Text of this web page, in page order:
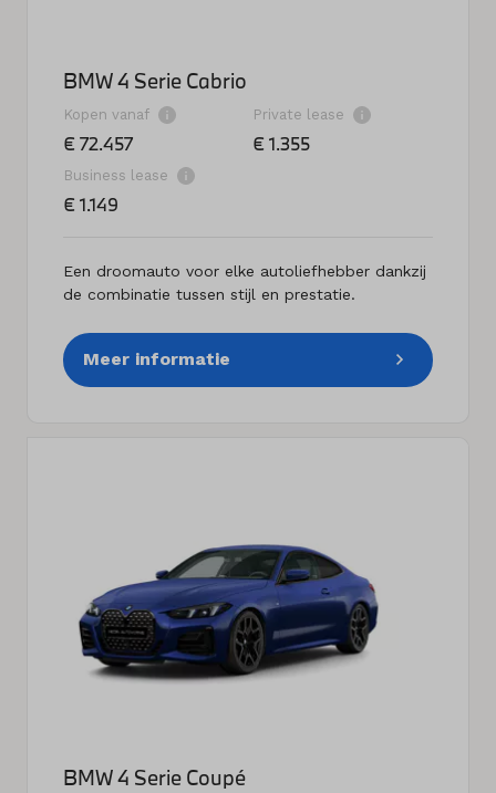
BMW 4 Serie Cabrio
Kopen vanaf
€ 72.457
Private lease
€ 1.355
Business lease
€ 1.149
Een droomauto voor elke autoliefhebber dankzij
de combinatie tussen stijl en prestatie.
Meer informatie
BMW 4 Serie Coupé